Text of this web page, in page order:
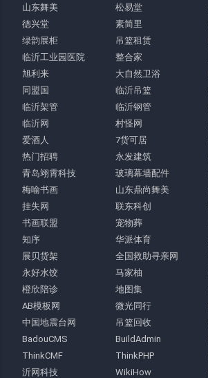
山东舞美
松易堂
德兴堂
素简里
绿韵展柜
吊篮租赁
临沂工业园医院
整合家
旭利来
大自然卫浴
同盟国
临沂吊篮
临沂架管
临沂钢管
临沂网
村怪网
爱酒人
7货可居
热门招聘
永发建筑
青岛翊霄科技
玻璃幕墙配件
梅喻书画
山东鼎尚舞美
挂失网
联东科创
书画联盟
宠物葬
知序
华派体育
展贝货架
全国救助寻亲网
永好水饺
马家柚
橙欣陪诊
地图集
AB模板网
微光同行
中国地震台网
吊篮回收
BadouCMS
BuildAdmin
ThinkCMF
ThinkPHP
沂网科技
WikiHow